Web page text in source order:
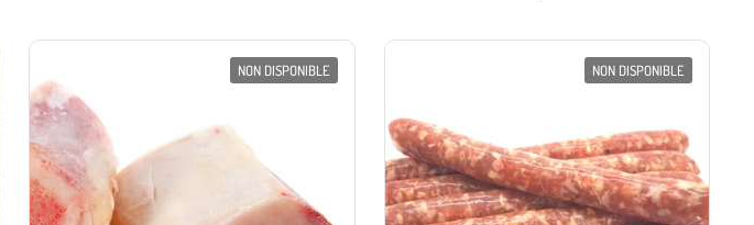
NON DISPONIBLE NON DISPONIBLE